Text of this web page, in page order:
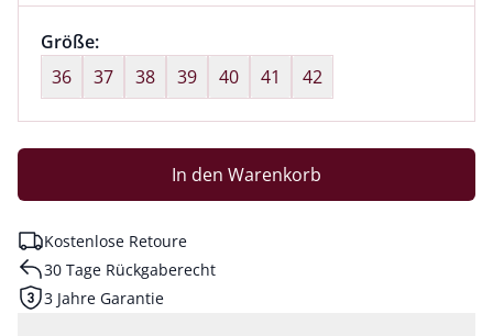
Größenauswahl:
Größe:nichts ausgewählt
36
37 38 39 40 41 42
In den Warenkorb
Kostenlose Retoure
30 Tage Rückgaberecht
3 Jahre Garantie